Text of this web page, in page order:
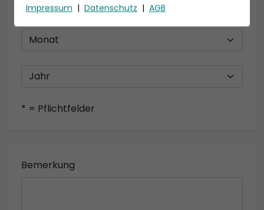
* = Pflichtfelder
Bemerkung
Impressum | Datenschutz | AGB